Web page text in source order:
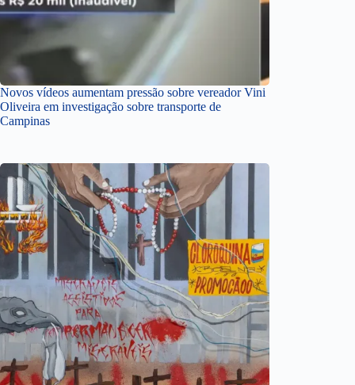
Novos vídeos aumentam pressão sobre vereador Vini
Oliveira em investigação sobre transporte de
Campinas